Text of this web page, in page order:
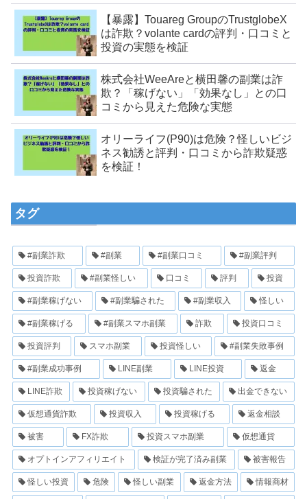
【暴露】Touareg GroupのTrustglobeX
は詐欺？volante cardの評判・口コミと
投資の実態を検証
株式会社WeeAreと横田馨の副業は詐
欺？「稼げない」「効果なし」との口
コミから見えた危険な実態
オリーライフ(P90)は危険？怪しいビジ
ネス勧誘と評判・口コミから詐欺疑惑
を検証！
タグ
#副業詐欺 #副業 #副業口コミ #副業評判
投資詐欺 #副業怪しい 口コミ 評判 投資
#副業稼げない #副業騙された #副業収入 怪しい
#副業稼げる #副業スマホ副業 詐欺 投資口コミ
投資評判 スマホ副業 投資怪しい #副業失敗事例
#副業成功事例 LINE副業 LINE投資 返金
LINE詐欺 投資稼げない 投資騙された 出金できない
仮想通貨詐欺 投資収入 投資稼げる 返金相談
被害 FX詐欺 投資スマホ副業 仮想通貨
オプトインアフィリエイト 検証が完了済み副業 被害報告
怪しい投資 危険 怪しい副業 返金方法 情報商材